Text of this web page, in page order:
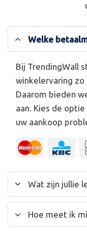
Welke
Bij TrendingWall
winkelervaring zo
Daarom bieden
aan. Kies de
uw aankoop
Wat zijn jullie
Hoe meet ik